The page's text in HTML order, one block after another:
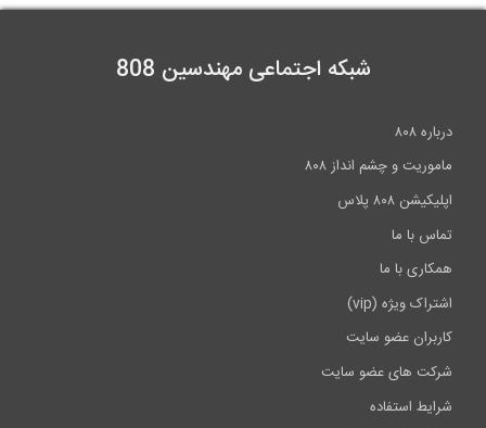
شبکه اجتماعی مهندسین 808
درباره ۸۰۸
ماموریت و چشم انداز ۸۰۸
اپلیکیشن ۸۰۸ پلاس
تماس با ما
همکاری با ما
اشتراک ویژه (vip)
کاربران عضو سایت
شرکت های عضو سایت
شرایط استفاده